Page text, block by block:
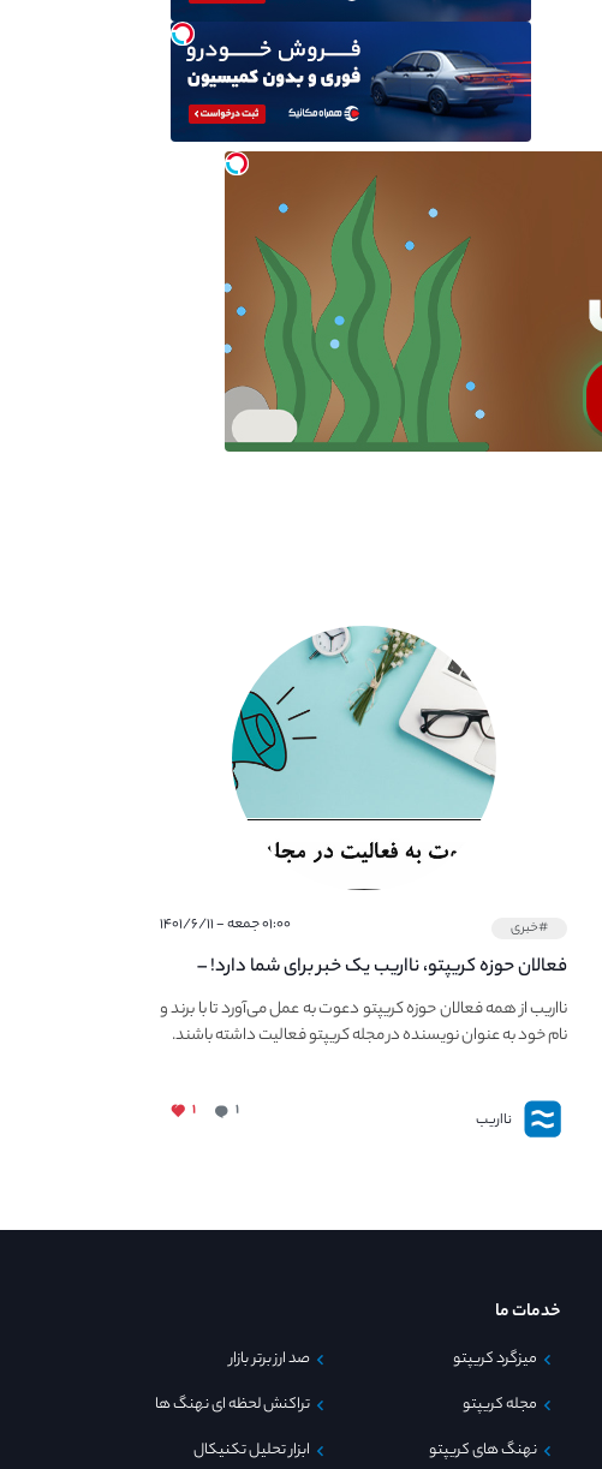
#خبری ۰۱:۰۰ جمعه - ۱۴۰۱/۶/۱۱
فعالان حوزه کریپتو، نااریب یک خبر برای شما دارد! –
دعوت به فعالیت در مجله کریپتو
نااریب از همه فعالان حوزه کریپتو دعوت به عمل می‌آورد تا با برند و
نام خود به عنوان نویسنده در مجله کریپتو فعالیت داشته باشند.
نااریب ۱ ۱
خدمات ما
میزگرد کریپتو
مجله کریپتو
نهنگ های کریپتو
صد ارز برتر بازار
تراکنش لحظه ای نهنگ ها
ابزار تحلیل تکنیکال